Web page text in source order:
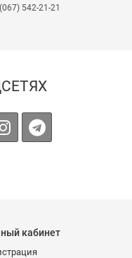
(067) 542-21-21
кабинет